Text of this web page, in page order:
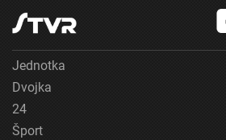
Jednotka
Dvojka
24
Šport